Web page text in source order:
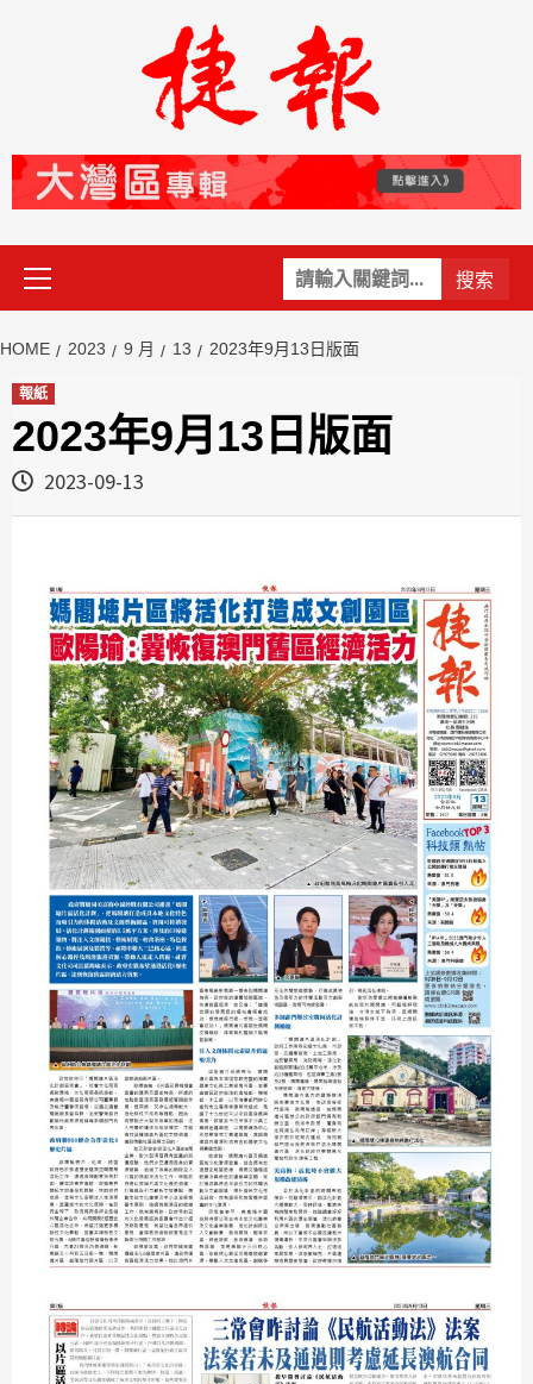
關
鍵
Primary
Menu
HOME 2023 9 月 13 2023年9月13日版面
報紙
2023年9月13日版面
2023-09-13